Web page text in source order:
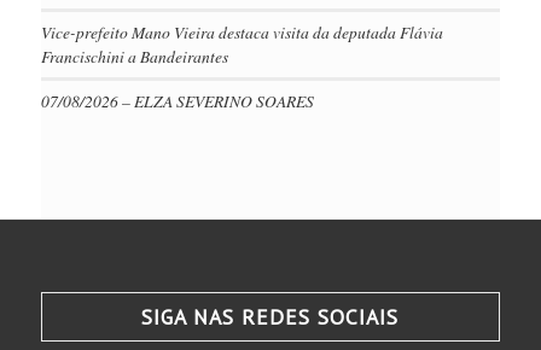
Vice-prefeito Mano Vieira destaca visita da deputada Flávia
Francischini a Bandeirantes
07/08/2026 – ELZA SEVERINO SOARES
SIGA NAS REDES SOCIAIS